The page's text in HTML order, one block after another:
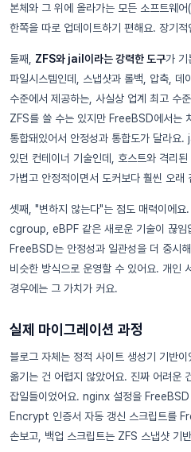
본체와 그 위에 올라가는 모든 소프트웨
한쪽을 따로 업데이트하기 편해요. 장기
둘째, ZFS와 jail이라는 강력한 도구가 기
파일시스템인데, 스냅샷과 롤백, 압축, 데
수준에서 제공하는, 사실상 업계 최고 수
ZFS를 쓸 수는 있지만 FreeBSD에서는
통합돼있어서 안정성과 통합도가 달라요.
있던 컨테이너 기술인데, 호스트와 격리
가볍고 안정적이면서 도커보다 훨씬 오래
셋째, "변하지 않는다"는 점도 매력이에
cgroup, eBPF 같은 새로운 기술이 끊임
FreeBSD는 안정성과 일관성을 더 중시
비슷한 방식으로 운영할 수 있어요. 개인
경우에는 그 가치가 커요.
실제 마이그레이션 과정
블로그 자체는 정적 사이트 생성기 기반
옮기는 건 어렵지 않았어요. 진짜 어려운
잡일들이었어요. nginx 설정을
Encrypt 인증서 자동 갱신 스크립트를
손보고, 백업 스크립트는 ZFS 스냅샷 기